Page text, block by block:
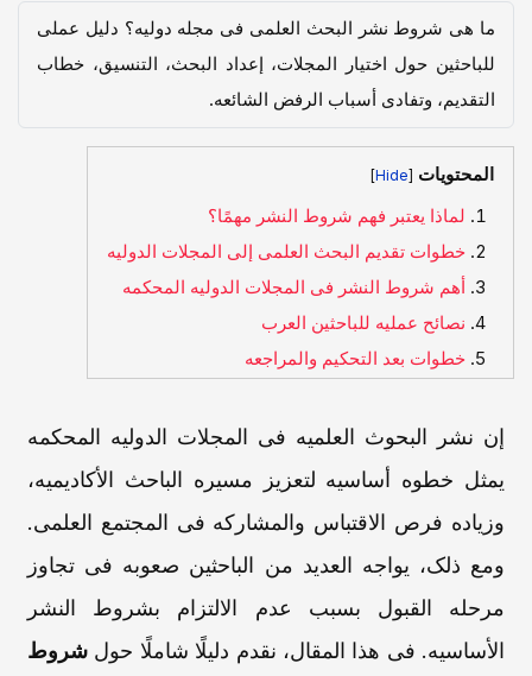
ما هی شروط نشر البحث العلمی فی مجله دولیه؟ دلیل عملی
للباحثین حول اختیار المجلات، إعداد البحث، التنسیق، خطاب
التقدیم، وتفادی أسباب الرفض الشائعه.
المحتويات [
]
لماذا یعتبر فهم شروط النشر مهمًا؟
خطوات تقدیم البحث العلمی إلى المجلات الدولیه
أهم شروط النشر فی المجلات الدولیه المحکمه
نصائح عملیه للباحثین العرب
خطوات بعد التحکیم والمراجعه
إن نشر البحوث العلمیه فی المجلات الدولیه المحکمه
یمثل خطوه أساسیه لتعزیز مسیره الباحث الأکادیمیه،
وزیاده فرص الاقتباس والمشارکه فی المجتمع العلمی.
ومع ذلک، یواجه العدید من الباحثین صعوبه فی تجاوز
مرحله القبول بسبب عدم الالتزام بشروط النشر
الأساسیه. فی هذا المقال، نقدم دلیلًا شاملًا حول شروط